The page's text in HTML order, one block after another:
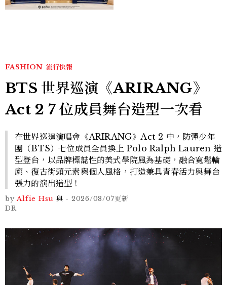
FASHION 流行快報
BTS 世界巡演《ARIRANG》
Act 2 7 位成員舞台造型一次看
在世界巡迴演唱會《ARIRANG》Act 2 中，防彈少年
團（BTS）七位成員全員換上 Polo Ralph Lauren 造
型登台，以品牌標誌性的美式學院風為基礎，融合寬鬆輪
廓、復古街頭元素與個人風格，打造兼具青春活力與舞台
張力的演出造型！
by Alfie Hsu 與 - 2026/08/07更新
DR